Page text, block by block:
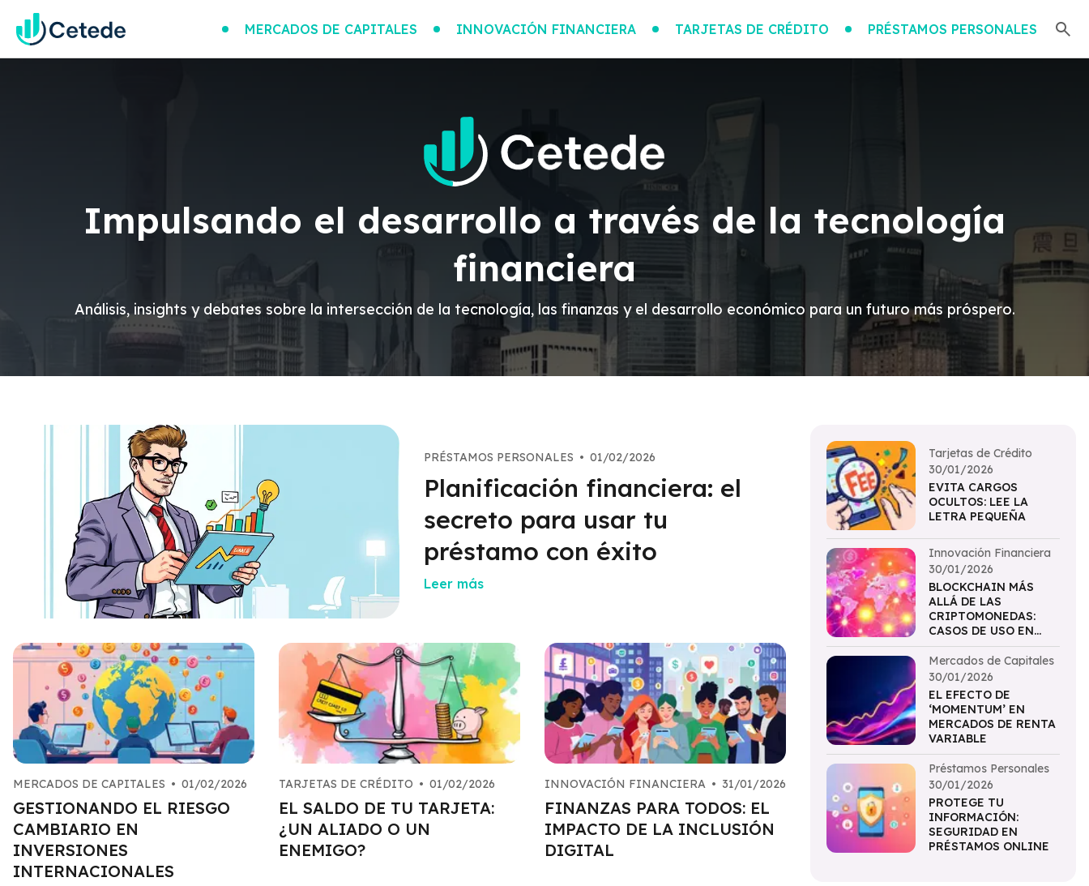
MERCADOS DE CAPITALES INNOVACIÓN FINANCIERA TARJETAS DE CRÉDITO PRÉSTAMOS PERSONALES
Impulsando el desarrollo a través de la tecnología
financiera
Análisis, insights y debates sobre la intersección de la tecnología, las finanzas y el desarrollo económico para un futuro más próspero.
PRÉSTAMOS PERSONALES • 01/02/2026
Planificación financiera: el
secreto para usar tu
préstamo con éxito
Leer más
MERCADOS DE CAPITALES • 01/02/2026
GESTIONANDO EL RIESGO
CAMBIARIO EN
INVERSIONES
INTERNACIONALES
TARJETAS DE CRÉDITO • 01/02/2026
EL SALDO DE TU TARJETA:
¿UN ALIADO O UN
ENEMIGO?
INNOVACIÓN FINANCIERA • 31/01/2026
FINANZAS PARA TODOS: EL
IMPACTO DE LA INCLUSIÓN
DIGITAL
Tarjetas de Crédito
30/01/2026
EVITA CARGOS
OCULTOS: LEE LA
LETRA PEQUEÑA
Innovación Financiera
30/01/2026
BLOCKCHAIN MÁS
ALLÁ DE LAS
CRIPTOMONEDAS:
CASOS DE USO EN
FINANZAS
Mercados de Capitales
30/01/2026
EL EFECTO DE
‘MOMENTUM’ EN
MERCADOS DE RENTA
VARIABLE
Préstamos Personales
30/01/2026
PROTEGE TU
INFORMACIÓN:
SEGURIDAD EN
PRÉSTAMOS ONLINE